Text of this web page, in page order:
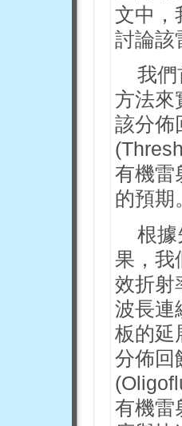
文中，
討論該
我們
方法來
該分佈
有機雷
的預期
根據
果，我
效折射
波長連
板的延
分佈回
有機雷